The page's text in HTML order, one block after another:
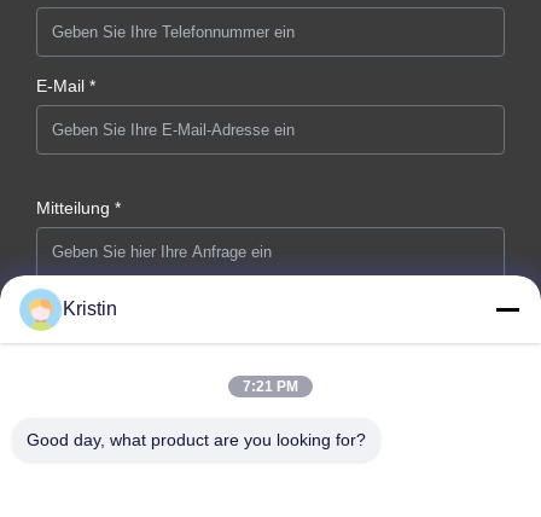
E-Mail *
Mitteilung *
Jetzt Absenden
Kristin
7:21 PM
Good day, what product are you looking for?